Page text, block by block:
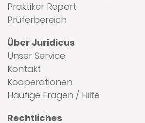
Praktiker Report
Prüferbereich
Über Juridicus
Unser Service
Kontakt
Kooperationen
Häufige Fragen / Hilfe
Rechtliches